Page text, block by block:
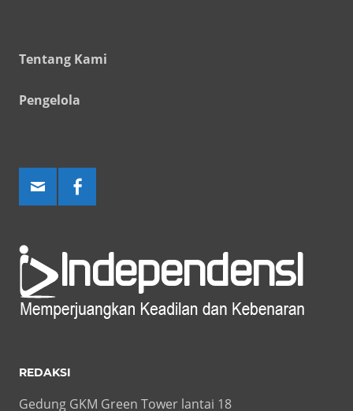
Tentang Kami
Pengelola
REDAKSI
Gedung GKM Green Tower lantai 18